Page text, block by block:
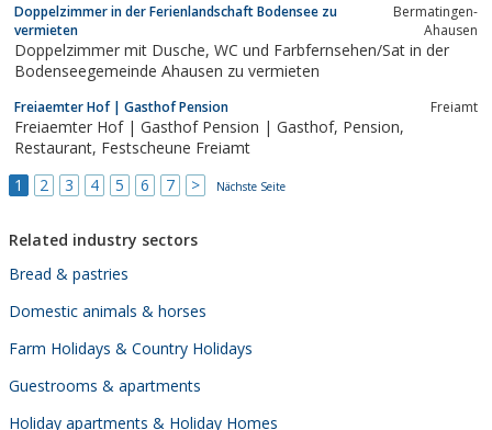
Parelliseilhackamore, Kommunikation / Bodenarbeit).
Doppelzimmer in der Ferienlandschaft Bodensee zu
vermieten
Bermatingen-
Ahausen
Doppelzimmer mit Dusche, WC und Farbfernsehen/Sat in der
Bodenseegemeinde Ahausen zu vermieten
Freiaemter Hof | Gasthof Pension Freiamt
Freiaemter Hof | Gasthof Pension | Gasthof, Pension,
Restaurant, Festscheune Freiamt
1
2 3 4 5 6 7 > Nächste Seite
Related industry sectors
Bread & pastries
Domestic animals & horses
Farm Holidays & Country Holidays
Guestrooms & apartments
Holiday apartments & Holiday Homes